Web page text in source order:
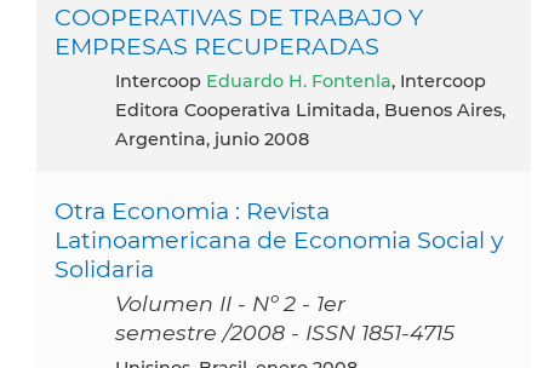
COOPERATIVAS DE TRABAJO Y
EMPRESAS RECUPERADAS
Intercoop Eduardo H. Fontenla, Intercoop
Editora Cooperativa Limitada, Buenos Aires,
Argentina, junio 2008
Otra Economia : Revista
Latinoamericana de Economia Social y
Solidaria
Volumen II - Nº 2 - 1er
semestre /2008 - ISSN 1851-4715